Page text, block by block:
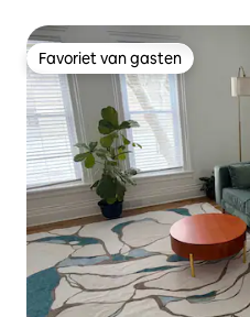
Favoriet van gasten
Favoriet van gasten